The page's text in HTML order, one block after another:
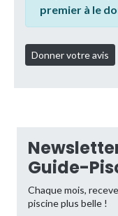
premier à le
Guide-
Chaque mois,
piscine plus belle !